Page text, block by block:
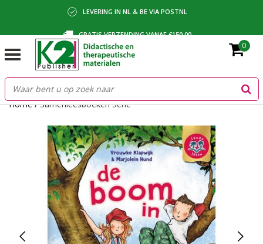
LEVERING IN NL & BE VIA POSTNL
GRATIS VERZENDING VANAF €150,00
BETALING VIA IDEAL, BANCONTACT OF FACTUUR
0
Home/Samenleesboeken Serie